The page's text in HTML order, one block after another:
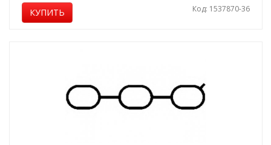
КУПИТЬ Код: 1537870-36